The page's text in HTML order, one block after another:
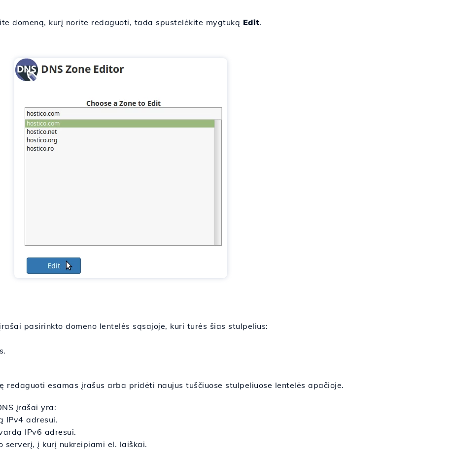
domeną, kurį norite redaguoti, tada spustelėkite mygtuką Edit.
įrašai pasirinkto domeno lentelės sąsajoje, kuri turės šias stulpelius:
redaguoti esamas įrašus arba pridėti naujus tuščiuose stulpeliuose lentelės apačioje.
įrašai yra:
IPv4 adresui.
IPv6 adresui.
serverį, į kurį nukreipiami el. laiškai.